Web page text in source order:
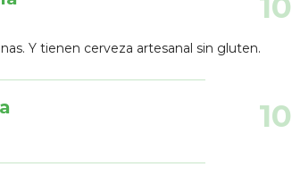
Y tienen cerveza artesanal sin gluten.
10